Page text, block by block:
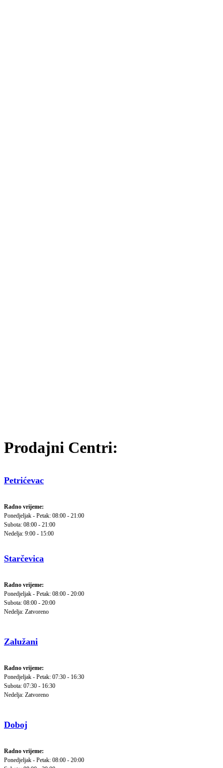
Prodajni Centri:
Petrićevac
Radno vrijeme:
Ponedjeljak - Petak: 08:00 - 21:00
Subota: 08:00 - 21:00
Nedelja: 9:00 - 15:00
Starčevica
Radno vrijeme:
Ponedjeljak - Petak: 08:00 - 20:00
Subota: 08:00 - 20:00
Nedelja: Zatvoreno
Zalužani
Radno vrijeme:
Ponedjeljak - Petak: 07:30 - 16:30
Subota: 07:30 - 16:30
Nedelja: Zatvoreno
Doboj
Radno vrijeme:
Ponedjeljak - Petak: 08:00 - 20:00